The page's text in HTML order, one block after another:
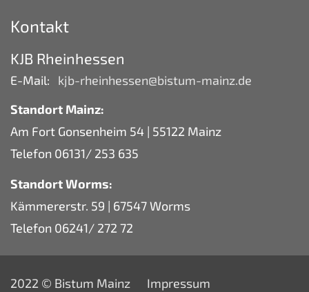
Kontakt
KJB Rheinhessen
E-Mail:
kjb-rheinhessen@bistum-mainz.de
Standort Mainz:
Am Fort Gonsenheim 54 | 55122 Mainz
Telefon 06131/ 253 635
Standort Worms:
Kämmererstr. 59 | 67547 Worms
Telefon 06241/ 272 72
2022 © Bistum Mainz
Impressum